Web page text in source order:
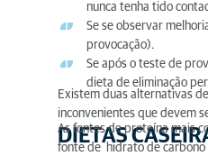
nunca tenha tido
Se se observar
provocação).
Se após o teste de
dieta de eliminação
Existem duas alternativas
inconvenientes que devem
DIETAS
As fontes de proteína mais
fonte de hidrato de carbono